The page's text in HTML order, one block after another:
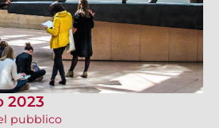
2023
pubblico